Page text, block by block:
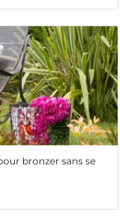
bronzer sans se